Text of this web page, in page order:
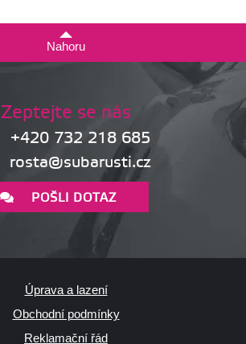
Nahoru
Zeptejte se nás
+420 732 218 685
rosta@subarusti.cz
POŠLI DOTAZ
Úprava a lazení
Obchodní podmínky
Reklamační řád